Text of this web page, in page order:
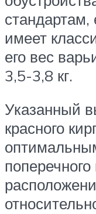
стандартам,
имеет
его вес
3,5-3,8 кг.
Указанный
красного